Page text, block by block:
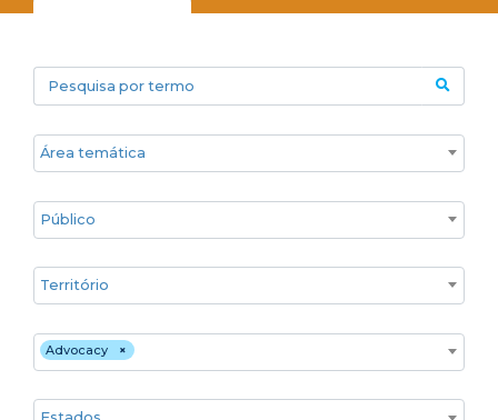
Pesquisa por termo
Áreas temáticas
Público
Territórios
Estratégia de atuação
×
Advocacy
Estado